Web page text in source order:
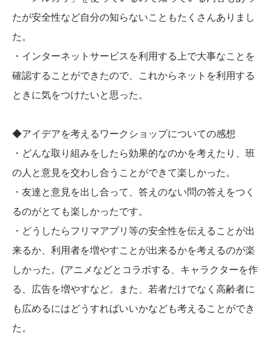
たが安全性など自分の知らないこともたくさんありまし
た。
・インターネットサービスを利用する上で大事なことを
確認することができたので、これからネットを利用する
ときに気をつけたいと思った。
◆アイデアを考えるワークショップについての感想
・どんな取り組みをしたら効果的なのかを考えたり、班
の人と意見を交わし合うことができて楽しかった。
・友達と意見を出し合って、答えのない問の答えをつく
るのがとても楽しかったです。
・どうしたらフリマアプリ等の安全性を伝えることが出
来るか、利用者を増やすことが出来るかを考えるのが楽
しかった。(アニメなどとコラボする、キャラクターを作
る、広告を増やすなど。また、若者だけでなく高齢者に
も広めるにはどうすればいいかなども考えることができ
た。